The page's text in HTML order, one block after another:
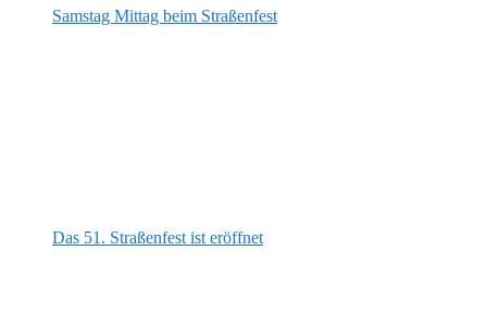
Samstag Mittag beim Straßenfest
Das 51. Straßenfest ist eröffnet